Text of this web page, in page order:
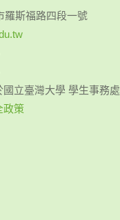
羅斯福路四段一號
立臺灣大學 學生事務處
政策